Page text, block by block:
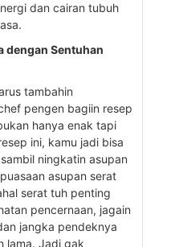
dan cairan tubuh
dengan Sentuhan
tambahin
pengen bagiin resep
hanya enak tapi
ini, kamu jadi bisa
ningkatin asupan
asupan serat
serat tuh penting
pencernaan, jagain
jangka pendeknya
lama. Jadi gak